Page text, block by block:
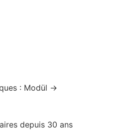
: Modül →
depuis 30 ans